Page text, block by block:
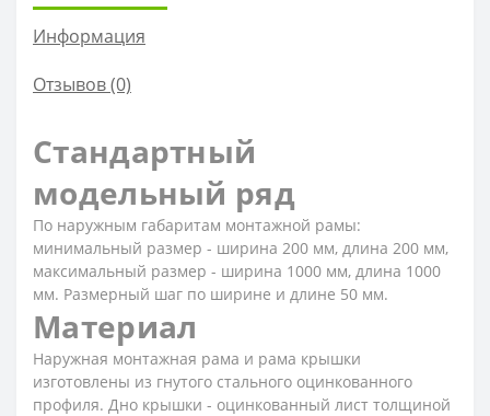
Информация
Отзывов (0)
Стандартный
модельный ряд
По наружным габаритам монтажной рамы:
минимальный размер - ширина 200 мм, длина 200 мм,
максимальный размер - ширина 1000 мм, длина 1000
мм. Размерный шаг по ширине и длине 50 мм.
Материал
Наружная монтажная рама и рама крышки
изготовлены из гнутого стального оцинкованного
профиля. Дно крышки - оцинкованный лист толщиной